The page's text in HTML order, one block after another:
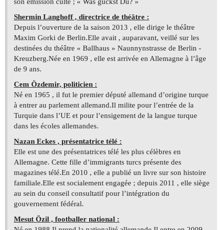
son émission culte ; « Was guckst Du? »
Shermin Langhoff , directrice de théâtre :
Depuis l’ouverture de la saison 2013 , elle dirige le théâtre
Maxim Gorki de Berlin.Elle avait , auparavant, veillé sur les
destinées du théâtre « Ballhaus » Naunnynstrasse de Berlin -
Kreuzberg.Née en 1969 , elle est arrivée en Allemagne à l’âge
de 9 ans.
Cem Özdemir, politicien :
Né en 1965 , il fut le premier député allemand d’origine turque
à entrer au parlement allemand.Il milite pour l’entrée de la
Turquie dans l’UE et pour l’ensigement de la langue turque
dans les écoles allemandes.
Nazan Eckes , présentatrice télé :
Elle est une des présentatrices télé les plus célèbres en
Allemagne. Cette fille d’immigrants turcs présente des
magazines télé.En 2010 , elle a publié un livre sur son histoire
familiale.Elle est socialement engagée ; depuis 2011 , elle siège
au sein du conseil consultatif pour l’intégration du
gouvernement fédéral.
Mesut Özil , footballer national :